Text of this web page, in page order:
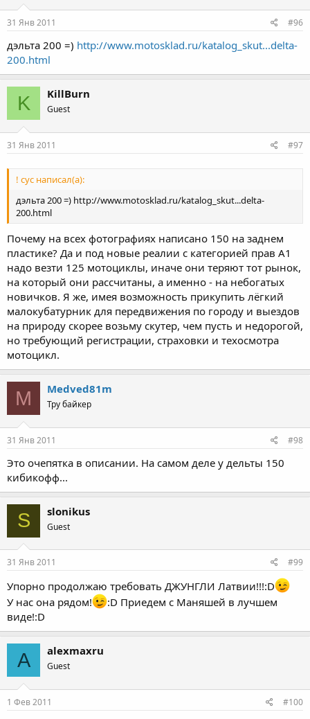
31 Янв 2011 #96
дэльта 200 =) http://www.motosklad.ru/katalog_skut...delta-
200.html
K KillBurn
Guest
31 Янв 2011 #97
! сус написал(а):
дэльта 200 =) http://www.motosklad.ru/katalog_skut...delta-
200.html
Почему на всех фотографиях написано 150 на заднем
пластике? Да и под новые реалии с категорией прав А1
надо везти 125 мотоциклы, иначе они теряют тот рынок,
на который они рассчитаны, а именно - на небогатых
новичков. Я же, имея возможность прикупить лёгкий
малокубатурник для передвижения по городу и выездов
на природу скорее возьму скутер, чем пусть и недорогой,
но требующий регистрации, страховки и техосмотра
мотоцикл.
M Medved81m
Тру байкер
31 Янв 2011 #98
Это очепятка в описании. На самом деле у дельты 150
кибикофф...
S slonikus
Guest
31 Янв 2011 #99
Упорно продолжаю требовать ДЖУНГЛИ Латвии!!!:D
У нас она рядом!
:D Приедем с Маняшей в лучшем
виде!:D
A alexmaxru
Guest
1 Фев 2011 #100